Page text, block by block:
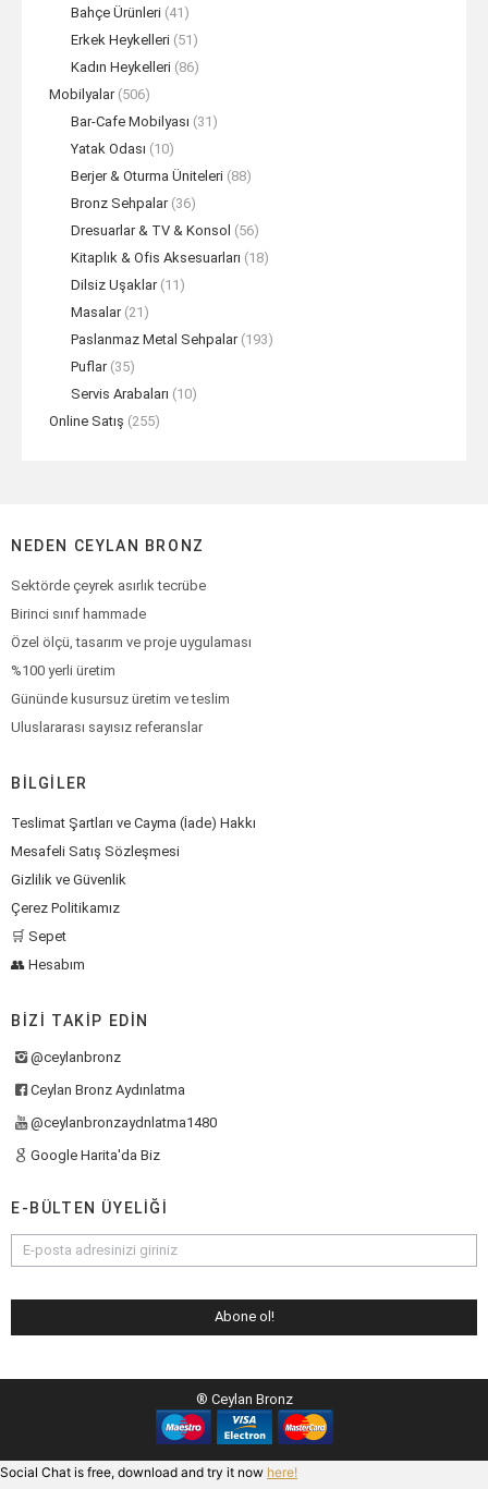
Bahçe Ürünleri (41)
Erkek Heykelleri (51)
Kadın Heykelleri (86)
Mobilyalar (506)
Bar-Cafe Mobilyası (31)
Yatak Odası (10)
Berjer & Oturma Üniteleri (88)
Bronz Sehpalar (36)
Dresuarlar & TV & Konsol (56)
Kitaplık & Ofis Aksesuarları (18)
Dilsiz Uşaklar (11)
Masalar (21)
Paslanmaz Metal Sehpalar (193)
Puflar (35)
Servis Arabaları (10)
Online Satış (255)
NEDEN CEYLAN BRONZ
Sektörde çeyrek asırlık tecrübe
Birinci sınıf hammade
Özel ölçü, tasarım ve proje uygulaması
%100 yerli üretim
Gününde kusursuz üretim ve teslim
Uluslararası sayısız referanslar
BILGILER
Teslimat Şartları ve Cayma (İade) Hakkı
Mesafeli Satış Sözleşmesi
Gizlilik ve Güvenlik
Çerez Politikamız
🛒 Sepet
👥 Hesabım
BIZI TAKIP EDIN
@ceylanbronz
Ceylan Bronz Aydınlatma
@ceylanbronzaydnlatma1480
Google Harita'da Biz
E-BÜLTEN ÜYELIĞI
® Ceylan Bronz
Social Chat is free, download and try it now here!